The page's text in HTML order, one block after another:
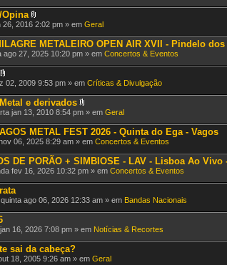
e
o
(
s
)
A
e
x
o
(
)
26, 2016 2:02 pm » em Geral
METALEIRO OPEN AIR XVII - Pindelo
ago 27, 2025 10:20 pm » em Concertos & Eventos
A
e
x
o
(
s
)
02, 2009 9:53 pm » em Críticas & Divulgação
e derivados
A
e
x
o
(
s
)
jan 13, 2010 8:54 pm » em Geral
METAL FEST 2026 - Quinta do Ega - Vagos
06, 2025 8:29 am » em Concertos & Eventos
DE PORÃO + SIMBIOSE - LAV - Lisboa Ao Vivo
fev 16, 2026 10:32 pm » em Concertos & Eventos
ago 06, 2026 12:33 am » em Bandas Nacionais
16, 2026 7:08 pm » em Notícias & Recortes
sai da cabeça?
18, 2005 9:26 am » em Geral